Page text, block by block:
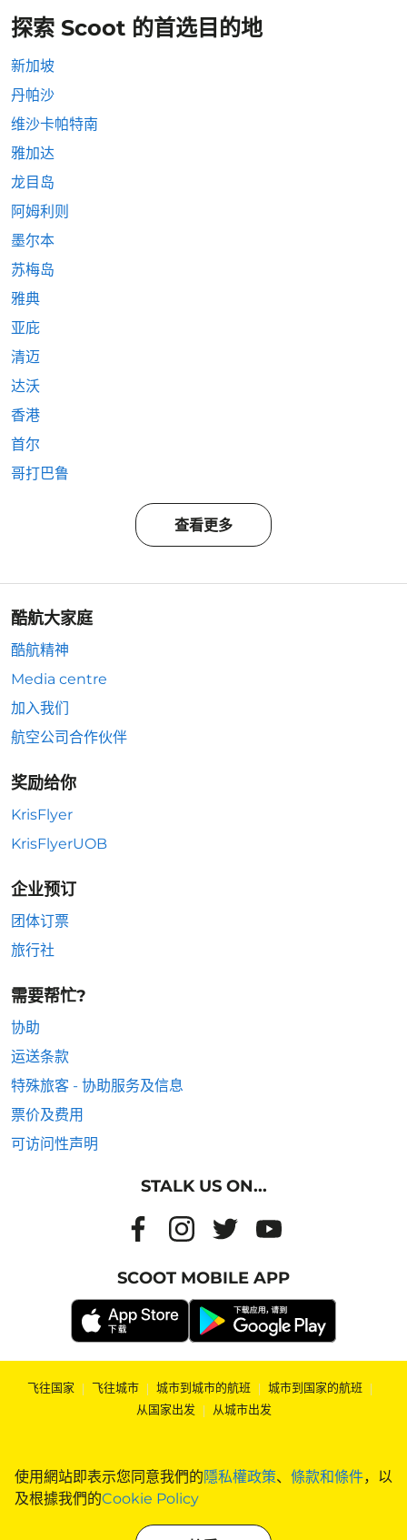
使用網站即表示您同意我們的隱私權政策、 條款和條件，以
及根據我們的Cookie Policy
探索 Scoot 的首选目的地
新加坡
丹帕沙
维沙卡帕特南
雅加达
龙目岛
阿姆利则
墨尔本
苏梅岛
雅典
亚庇
清迈
达沃
香港
首尔
哥打巴鲁
查看更多
酷航大家庭
酷航精神
Media centre
加入我们
航空公司合作伙伴
奖励给你
KrisFlyer
KrisFlyerUOB
企业预订
团体订票
旅行社
需要帮忙?
协助
运送条款
特殊旅客 - 协助服务及信息
票价及费用
可访问性声明
STALK US ON...
SCOOT MOBILE APP
飞往国家 | 飞往城市 | 城市到城市的航班 | 城市到国家的航班 |
从国家出发 | 从城市出发